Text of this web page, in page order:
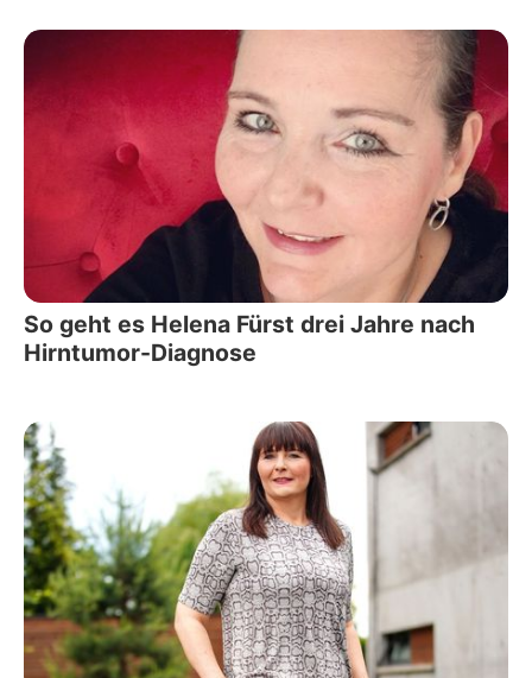
So geht es Helena Fürst drei Jahre nach
Hirntumor-Diagnose